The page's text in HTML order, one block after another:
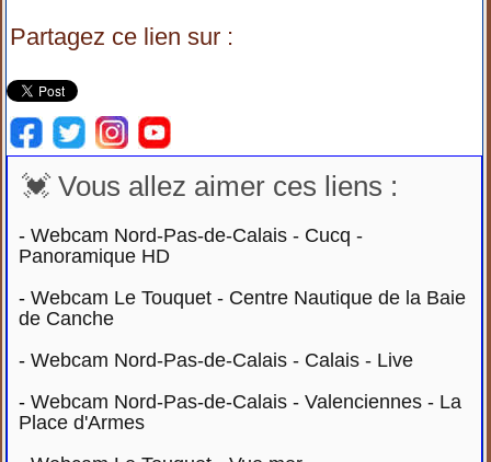
Partagez ce lien sur :
💓 Vous allez aimer ces liens :
-Webcam Nord-Pas-de-Calais - Cucq -
Panoramique HD
-Webcam Le Touquet - Centre Nautique de la Baie
de Canche
-Webcam Nord-Pas-de-Calais - Calais - Live
-Webcam Nord-Pas-de-Calais - Valenciennes - La
Place d'Armes